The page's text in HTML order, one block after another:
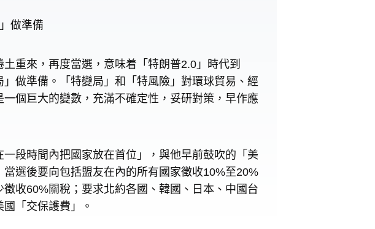
做準備
重來，再度當選，意味着「特朗普2.0」時代到
做準備。「特變局」和「特風險」對環球貿易、經
個巨大的變數，充滿不確定性，妥研對策，早作應
段時間內把國家放在首位」，與他早前鼓吹的「美
選後要向包括盟友在內的所有國家徵收10%至20%
收60%關稅；要求北約各國、韓國、日本、中國台
「交保護費」。